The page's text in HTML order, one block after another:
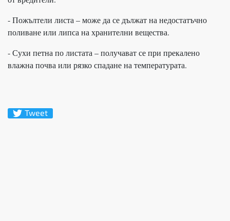
- Пожълтели листа – може да се дължат на недостатъчно
поливане или липса на хранителни вещества.
- Сухи петна по листата – получават се при прекалено
влажна почва или рязко спадане на температурата.
Tweet